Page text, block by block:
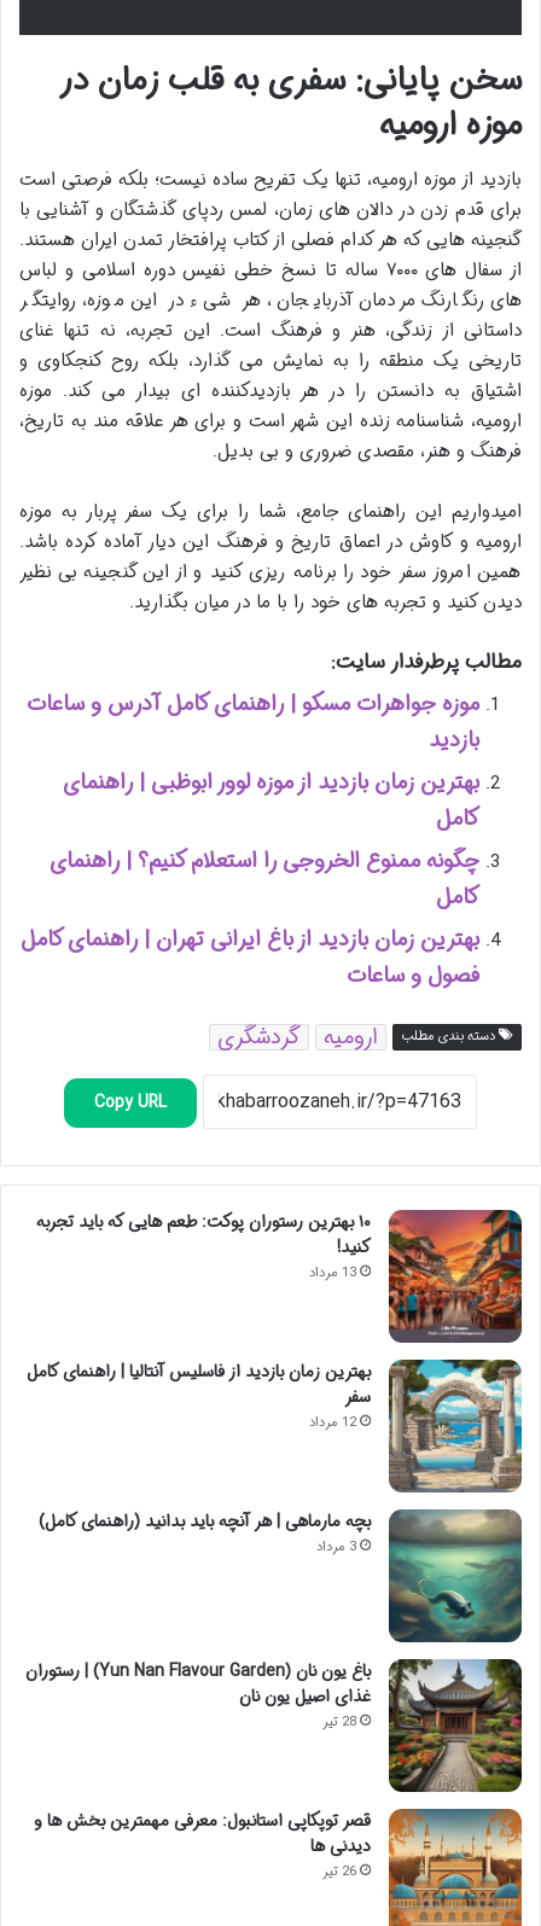
سخن پایانی: سفری به قلب زمان در
موزه ارومیه
بازدید از موزه ارومیه، تنها یک تفریح ساده نیست؛ بلکه فرصتی است
برای قدم زدن در دالان های زمان، لمس ردپای گذشتگان و آشنایی با
گنجینه هایی که هر کدام فصلی از کتاب پرافتخار تمدن ایران هستند.
از سفال های ۷۰۰۰ ساله تا نسخ خطی نفیس دوره اسلامی و لباس
های رنگارنگ مردمان آذربایجان، هر شیء در این موزه، روایتگر
داستانی از زندگی، هنر و فرهنگ است. این تجربه، نه تنها غنای
تاریخی یک منطقه را به نمایش می گذارد، بلکه روح کنجکاوی و
اشتیاق به دانستن را در هر بازدیدکننده ای بیدار می کند. موزه
ارومیه، شناسنامه زنده این شهر است و برای هر علاقه مند به تاریخ،
فرهنگ و هنر، مقصدی ضروری و بی بدیل.
امیدواریم این راهنمای جامع، شما را برای یک سفر پربار به موزه
ارومیه و کاوش در اعماق تاریخ و فرهنگ این دیار آماده کرده باشد.
همین امروز سفر خود را برنامه ریزی کنید و از این گنجینه بی نظیر
دیدن کنید و تجربه های خود را با ما در میان بگذارید.
مطالب پرطرفدار سایت:
موزه جواهرات مسکو | راهنمای کامل آدرس و ساعات
بازدید
بهترین زمان بازدید از موزه لوور ابوظبی | راهنمای
کامل
چگونه ممنوع الخروجی را استعلام کنیم؟ | راهنمای
کامل
بهترین زمان بازدید از باغ ایرانی تهران | راهنمای کامل
فصول و ساعات
دسته بندی مطلب ارومیه گردشگری
Copy URL
۱۰ بهترین رستوران پوکت: طعم هایی که باید تجربه
کنید!
13 مرداد
بهترین زمان بازدید از فاسلیس آنتالیا | راهنمای کامل
سفر
12 مرداد
بچه مارماهی | هر آنچه باید بدانید (راهنمای کامل)
3 مرداد
باغ یون نان (Yun Nan Flavour Garden) | رستوران
غذای اصیل یون نان
28 تیر
قصر توپکاپی استانبول: معرفی مهمترین بخش ها و
دیدنی ها
26 تیر